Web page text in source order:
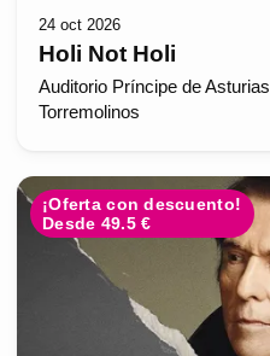
24 oct 2026
Holi Not Holi
Auditorio Príncipe de Asturias
Torremolinos
¡Oferta con descuento!
Desde 49.5 €